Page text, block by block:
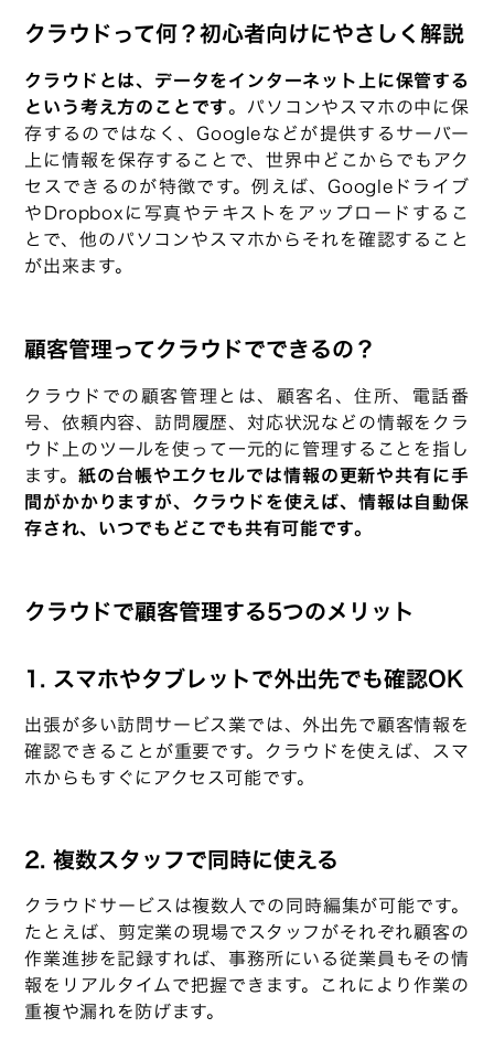
クラウドって何？初心者向けにやさしく解説
クラウドとは、データをインターネット上に保管する
という考え方のことです。パソコンやスマホの中に保
存するのではなく、Googleなどが提供するサーバー
上に情報を保存することで、世界中どこからでもアク
セスできるのが特徴です。例えば、Googleドライブ
やDropboxに写真やテキストをアップロードするこ
とで、他のパソコンやスマホからそれを確認すること
が出来ます。
顧客管理ってクラウドでできるの？
クラウドでの顧客管理とは、顧客名、住所、電話番
号、依頼内容、訪問履歴、対応状況などの情報をクラ
ウド上のツールを使って一元的に管理することを指し
ます。紙の台帳やエクセルでは情報の更新や共有に手
間がかかりますが、クラウドを使えば、情報は自動保
存され、いつでもどこでも共有可能です。
クラウドで顧客管理する5つのメリット
1. スマホやタブレットで外出先でも確認OK
出張が多い訪問サービス業では、外出先で顧客情報を
確認できることが重要です。クラウドを使えば、スマ
ホからもすぐにアクセス可能です。
2. 複数スタッフで同時に使える
クラウドサービスは複数人での同時編集が可能です。
たとえば、剪定業の現場でスタッフがそれぞれ顧客の
作業進捗を記録すれば、事務所にいる従業員もその情
報をリアルタイムで把握できます。これにより作業の
重複や漏れを防げます。